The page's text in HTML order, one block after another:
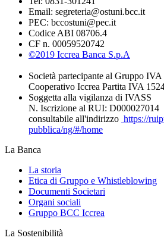
Email: segreteria@ostuni.bcc.it
PEC: bccostuni@pec.it
Codice ABI 08706.4
CF n. 00059520742
©2019 Iccrea Banca S.p.A
Società partecipante al Gruppo
Cooperativo Iccrea Partita IVA
Soggetta alla vigilanza di IVASS
N. Iscrizione al RUI: D000027014
consultabile all'indirizzo https://
pubblica/ng/#/home
La Banca
La storia
Etica di Gruppo e Whistleblowing
Documenti Societari
Organi sociali
Gruppo BCC Iccrea
La Sostenibilità